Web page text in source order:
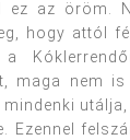
ez az öröm.
hogy attól
maga nem
Ezennel